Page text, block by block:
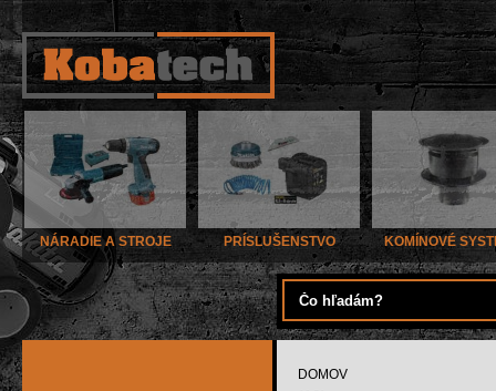
NÁRADIE A STROJE PRÍSLUŠENSTVO KOMÍNOVÉ
DOMOV